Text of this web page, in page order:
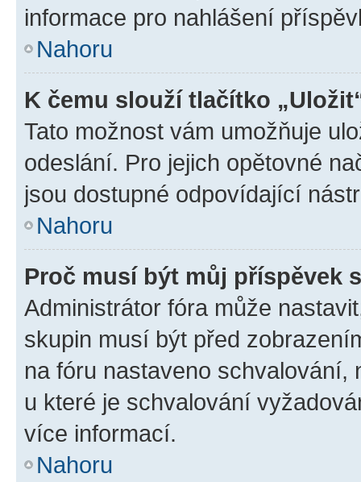
informace pro nahlášení
Nahoru
K čemu slouží tlačítko
Tato možnost vám umožňuje
odeslání. Pro jejich opětovné
jsou dostupné odpovídající
Nahoru
Proč musí být můj příspěvek
Administrátor fóra může
skupin musí být před
na fóru nastaveno schvalování,
u které je schvalování
více informací.
Nahoru